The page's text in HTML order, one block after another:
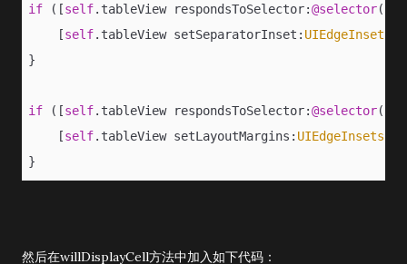
if ([self.tableView respondsToSelector:@selector
    [
self.tableView setSeparatorInset:
}
if ([self.tableView respondsToSelector:@selector
    [
self.tableView setLayoutMargins:
}
然后在willDisplayCell方法中加入如下代码：